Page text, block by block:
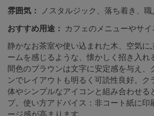
雰囲気：
ノスタルジック、落ち着き、職
おすすめ用途：
カフェのメニューやサイ
静かなお茶室や使い込まれた木、空気に
ームを感じるような、懐かしく招き入れ
間色のブラウンは文字に安定感を与え、
ンでレイアウトも明るく可読性良好。ク
体やシンプルなアイコンと組み合わせる
プ。使い方アドバイス：非コート紙に印